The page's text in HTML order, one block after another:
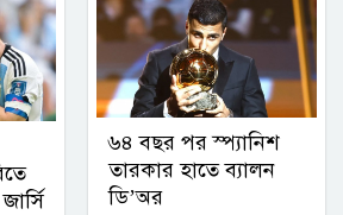
৬৪ বছর পর স্প্যানিশ
তারকার হাতে ব্যালন
ডি’অর